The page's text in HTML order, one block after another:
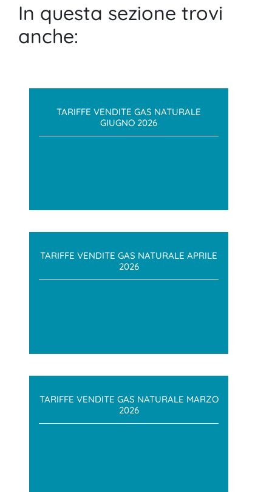
In questa sezione trovi
anche:
TARIFFE VENDITE GAS NATURALE
GIUGNO 2026
TARIFFE VENDITE GAS NATURALE APRILE
2026
TARIFFE VENDITE GAS NATURALE MARZO
2026